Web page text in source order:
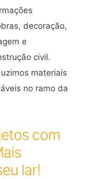
decoração,
e
civil.
materiais
no ramo da
com
lar!